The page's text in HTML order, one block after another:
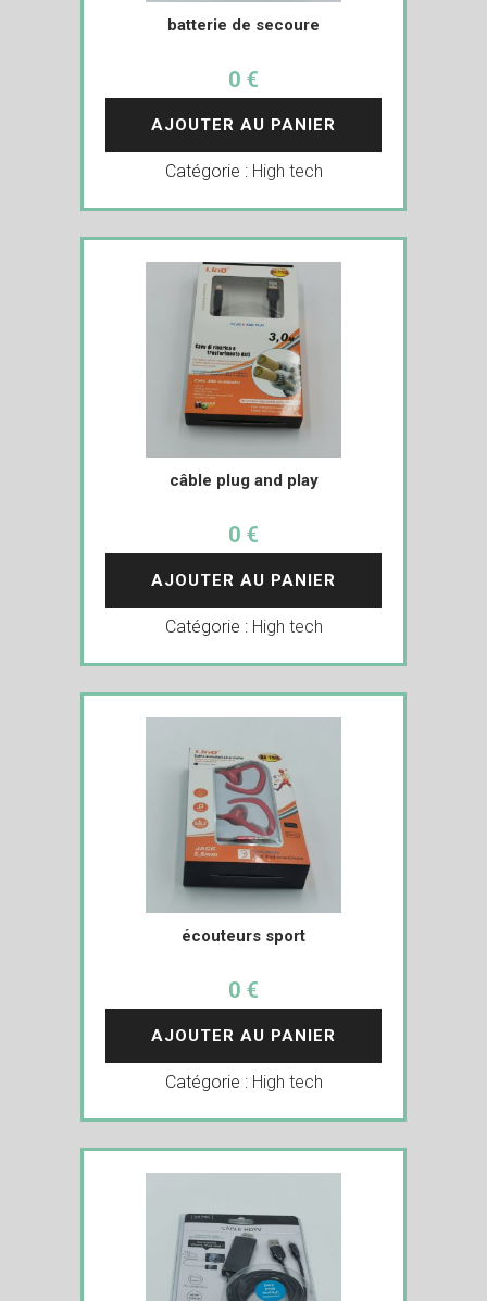
batterie de secoure
0 €
AJOUTER AU PANIER
Catégorie : High tech
câble plug and play
0 €
AJOUTER AU PANIER
Catégorie : High tech
écouteurs sport
0 €
AJOUTER AU PANIER
Catégorie : High tech